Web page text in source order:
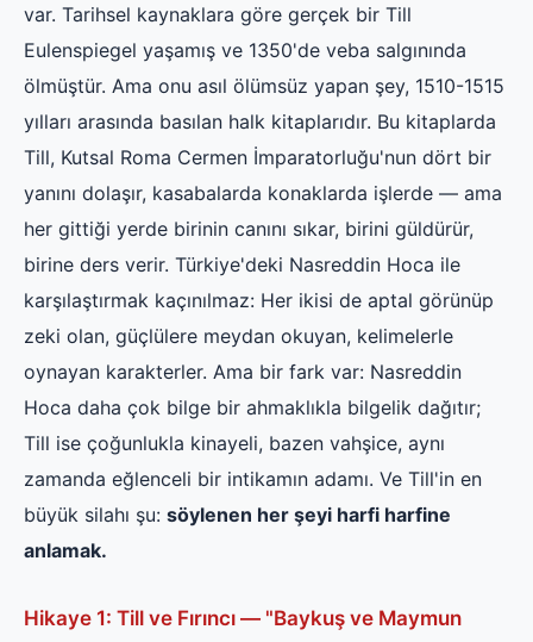
var. Tarihsel kaynaklara göre gerçek bir Till
Eulenspiegel yaşamış ve 1350'de veba salgınında
ölmüştür. Ama onu asıl ölümsüz yapan şey, 1510-1515
yılları arasında basılan halk kitaplarıdır. Bu kitaplarda
Till, Kutsal Roma Cermen İmparatorluğu'nun dört bir
yanını dolaşır, kasabalarda konaklarda işlerde — ama
her gittiği yerde birinin canını sıkar, birini güldürür,
birine ders verir. Türkiye'deki Nasreddin Hoca ile
karşılaştırmak kaçınılmaz: Her ikisi de aptal görünüp
zeki olan, güçlülere meydan okuyan, kelimelerle
oynayan karakterler. Ama bir fark var: Nasreddin
Hoca daha çok bilge bir ahmaklıkla bilgelik dağıtır;
Till ise çoğunlukla kinayeli, bazen vahşice, aynı
zamanda eğlenceli bir intikamın adamı. Ve Till'in en
büyük silahı şu: söylenen her şeyi harfi harfine
anlamak.
Hikaye 1: Till ve Fırıncı — "Baykuş ve Maymun